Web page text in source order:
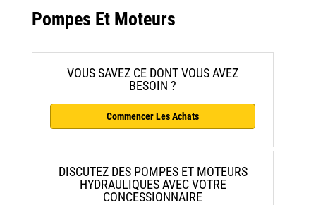
Pompes Et Moteurs
VOUS SAVEZ CE DONT VOUS AVEZ
BESOIN ?
Commencer Les Achats
DISCUTEZ DES POMPES ET MOTEURS
HYDRAULIQUES AVEC VOTRE
CONCESSIONNAIRE